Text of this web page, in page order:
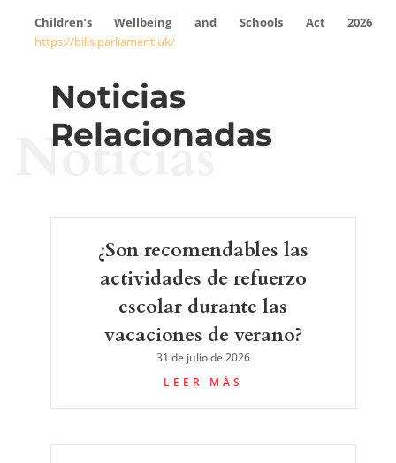
Children’s Wellbeing and Schools Act 2026
https://bills.parliament.uk/
Noticias
Relacionadas
Noticias
¿Son recomendables las
actividades de refuerzo
escolar durante las
vacaciones de verano?
31 de julio de 2026
LEER MÁS